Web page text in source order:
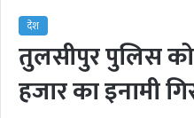
देश
तुलसीपुर पुलिस
हजार का इनामी